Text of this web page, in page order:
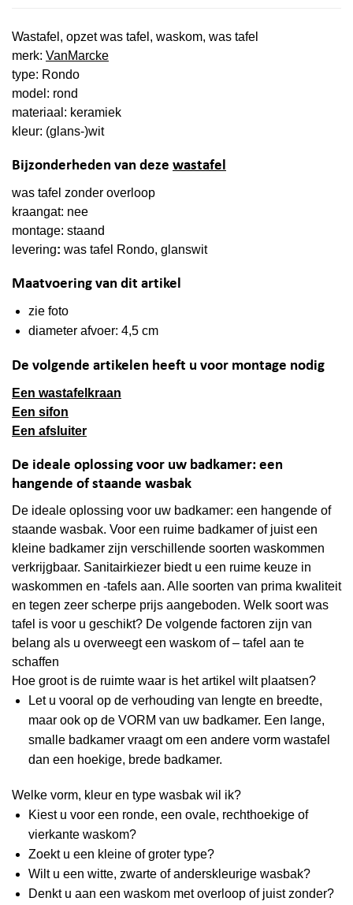
Wastafel, opzet was tafel, waskom, was tafel
merk: VanMarcke
type: Rondo
model: rond
materiaal: keramiek
kleur: (glans-)wit
Bijzonderheden van deze wastafel
was tafel zonder overloop
kraangat: nee
montage: staand
levering: was tafel Rondo, glanswit
Maatvoering van dit artikel
zie foto
diameter afvoer: 4,5 cm
De volgende artikelen heeft u voor montage nodig
Een wastafelkraan
Een sifon
Een afsluiter
De ideale oplossing voor uw badkamer: een
hangende of staande wasbak
De ideale oplossing voor uw badkamer: een hangende of
staande wasbak. Voor een ruime badkamer of juist een
kleine badkamer zijn verschillende soorten waskommen
verkrijgbaar. Sanitairkiezer biedt u een ruime keuze in
waskommen en -tafels aan. Alle soorten van prima kwaliteit
en tegen zeer scherpe prijs aangeboden. Welk soort was
tafel is voor u geschikt? De volgende factoren zijn van
belang als u overweegt een waskom of – tafel aan te
schaffen
Hoe groot is de ruimte waar is het artikel wilt plaatsen?
Let u vooral op de verhouding van lengte en breedte,
maar ook op de VORM van uw badkamer. Een lange,
smalle badkamer vraagt om een andere vorm wastafel
dan een hoekige, brede badkamer.
Welke vorm, kleur en type wasbak wil ik?
Kiest u voor een ronde, een ovale, rechthoekige of
vierkante waskom?
Zoekt u een kleine of groter type?
Wilt u een witte, zwarte of anderskleurige wasbak?
Denkt u aan een waskom met overloop of juist zonder?